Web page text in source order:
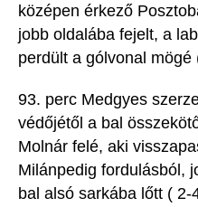
középen érkező
jobb oldalába fejelt, a
perdült a gólvonal mögé
93. perc Medgyes
védőjétől a bal
Molnár felé, aki
Milánpedig fordulásból,
bal alsó sarkába lőtt ( 2-